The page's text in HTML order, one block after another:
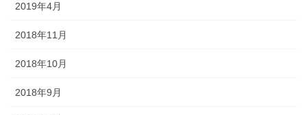
2019年4月
2018年11月
2018年10月
2018年9月